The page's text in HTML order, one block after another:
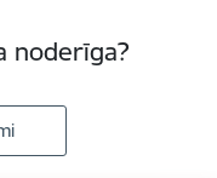
noderīga?